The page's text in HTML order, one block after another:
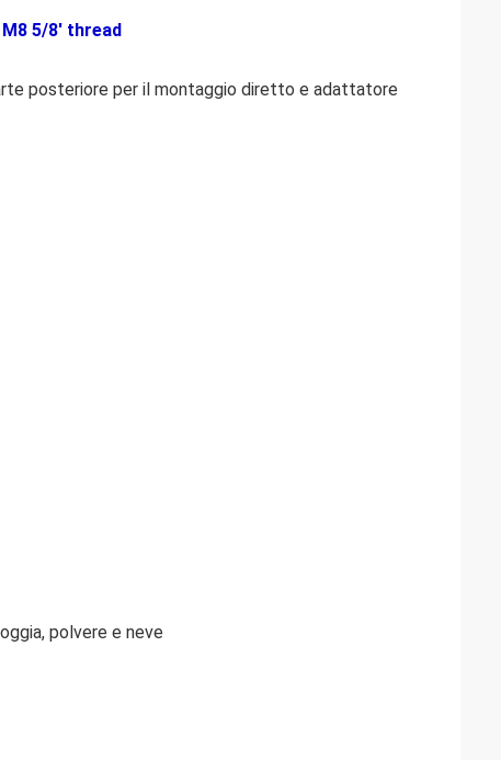
5/8' thread
posteriore per il montaggio diretto e adattatore
polvere e neve